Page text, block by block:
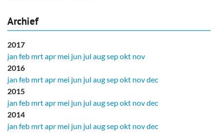
Archief
2017
jan feb mrtapr mei jun jul augsepokt nov
2016
jan feb mrtapr mei jun jul augsepokt novdec
2015
jan feb mrtapr mei jun jul augsepokt novdec
2014
jan feb mrtapr mei jun jul augsepokt novdec